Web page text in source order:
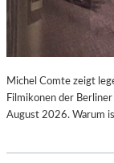
Michel Comte zeigt
Filmikonen der
August 2026. Warum